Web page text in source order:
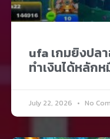
ufa เกมยิงปล
ทำเงินได้หลัก
July 22, 2026 No